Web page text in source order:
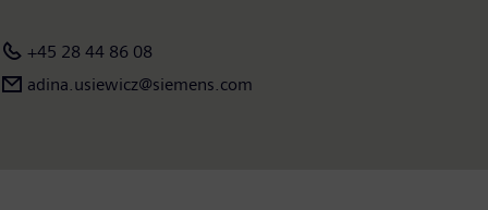
+45 28 44 86 08
adina.usiewicz@siemens.com